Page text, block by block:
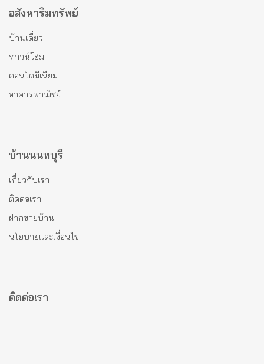
อสังหาริมทรัพย์
บ้านเดี่ยว
ทาวน์โฮม
คอนโดมีเนียม
อาคารพาณิชย์
บ้านนนทบุรี
เกี่ยวกับเรา
ติดต่อเรา
ฝากขายบ้าน
นโยบายและเงื่อนไข
ติดต่อเรา